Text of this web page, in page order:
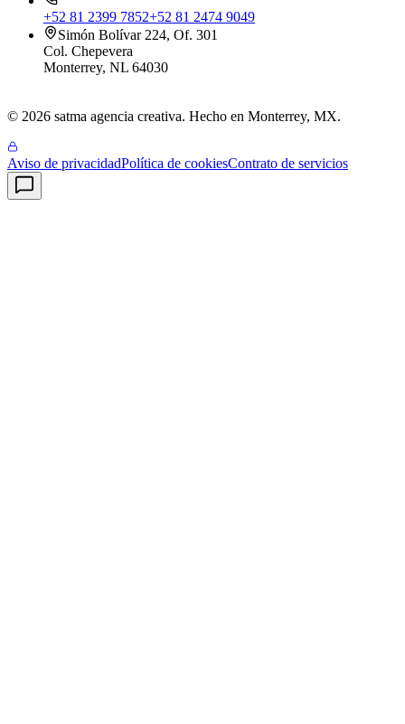
+52 81 2399 7852+52 81 2474 9049
Simón Bolívar 224, Of. 301
Col. Chepevera
Monterrey, NL 64030
© 2026 satma agencia creativa. Hecho en Monterrey, MX.
Aviso de privacidadPolítica de cookiesContrato de servicios